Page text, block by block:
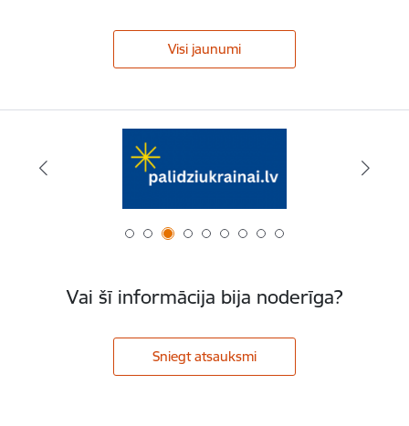
Visi jaunumi
Vai šī informācija bija noderīga?
Sniegt atsauksmi